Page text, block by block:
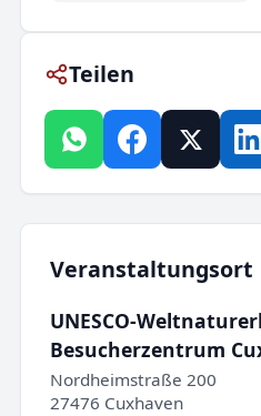
Teilen
Veranstaltungsort
UNESCO-
Besucherzentrum
Nordheimstraße 200
27476 Cuxhaven